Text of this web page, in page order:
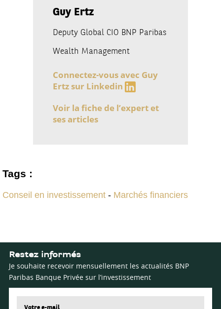
Guy Ertz
Deputy Global CIO BNP Paribas
Wealth Management
Connectez-vous avec Guy
Ertz sur Linkedin
Voir la fiche de l’expert et
ses articles
Tags :
Conseil en investissement - Marchés financiers
Restez informés
Je souhaite recevoir mensuellement les actualités BNP
Paribas Banque Privée sur l’investissement